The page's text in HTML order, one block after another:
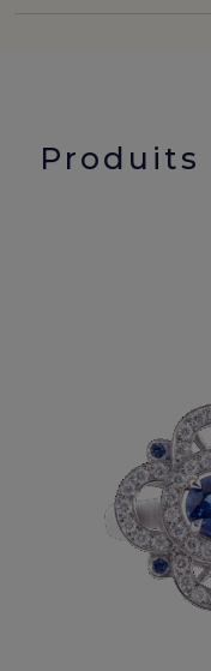
Produits